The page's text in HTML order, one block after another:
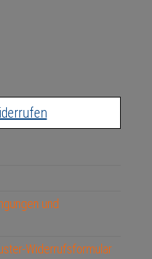
und
Widerrufsformular